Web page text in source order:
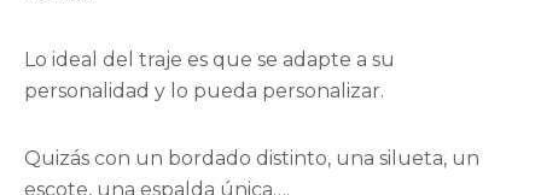
Lo ideal del traje es que se adapte a su
personalidad y lo pueda personalizar.
Quizás con un bordado distinto, una silueta, un
escote, una espalda única….